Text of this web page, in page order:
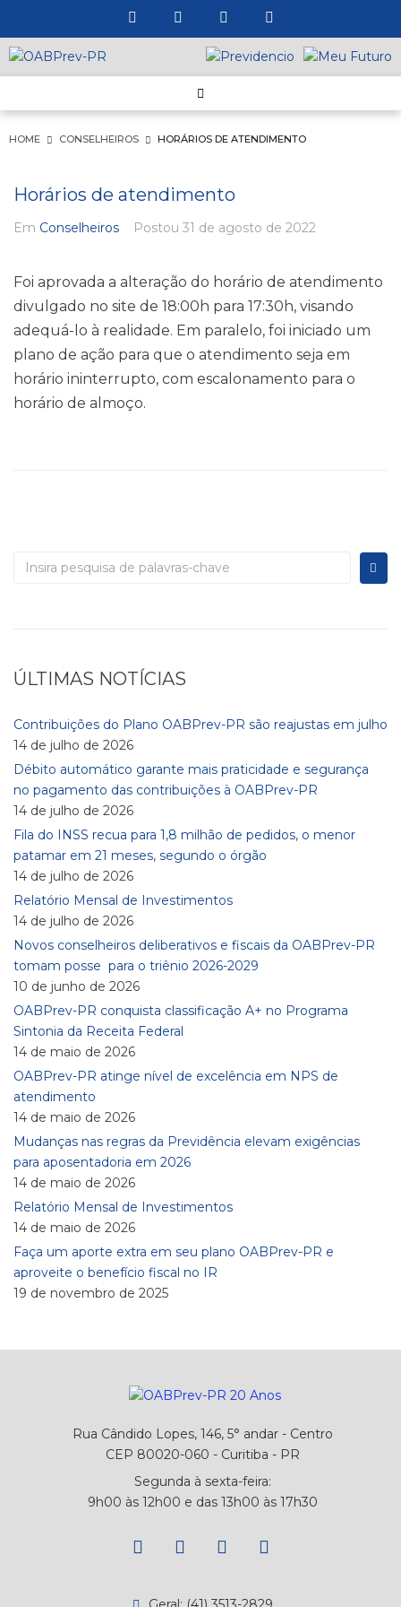
HOME CONSELHEIROS HORÁRIOS DE ATENDIMENTO
Horários de atendimento
Em Conselheiros Postou 31 de agosto de 2022
Foi aprovada a alteração do horário de atendimento
divulgado no site de 18:00h para 17:30h, visando
adequá-lo à realidade. Em paralelo, foi iniciado um
plano de ação para que o atendimento seja em
horário ininterrupto, com escalonamento para o
horário de almoço.
ÚLTIMAS NOTÍCIAS
Contribuições do Plano OABPrev-PR são reajustas em julho
14 de julho de 2026
Débito automático garante mais praticidade e segurança
no pagamento das contribuições à OABPrev-PR
14 de julho de 2026
Fila do INSS recua para 1,8 milhão de pedidos, o menor
patamar em 21 meses, segundo o órgão
14 de julho de 2026
Relatório Mensal de Investimentos
14 de julho de 2026
Novos conselheiros deliberativos e fiscais da OABPrev-PR
tomam posse para o triênio 2026-2029
10 de junho de 2026
OABPrev-PR conquista classificação A+ no Programa
Sintonia da Receita Federal
14 de maio de 2026
OABPrev-PR atinge nível de excelência em NPS de
atendimento
14 de maio de 2026
Mudanças nas regras da Previdência elevam exigências
para aposentadoria em 2026
14 de maio de 2026
Relatório Mensal de Investimentos
14 de maio de 2026
Faça um aporte extra em seu plano OABPrev-PR e
aproveite o benefício fiscal no IR
19 de novembro de 2025
Rua Cândido Lopes, 146, 5° andar - Centro
CEP 80020-060 - Curitiba - PR
Segunda à sexta-feira:
9h00 às 12h00 e das 13h00 às 17h30